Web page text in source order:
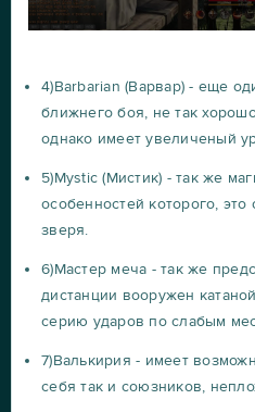
4)Barbarian (Варвар) - еще
ближнего боя, не так
однако имеет увеличеный
5)Mystic (Мистик) - так же
особенностей которого,
зверя.
6)Мастер меча - так же
дистанции вооружен
серию ударов по слабым
7)Валькирия - имеет
себя так и союзников,